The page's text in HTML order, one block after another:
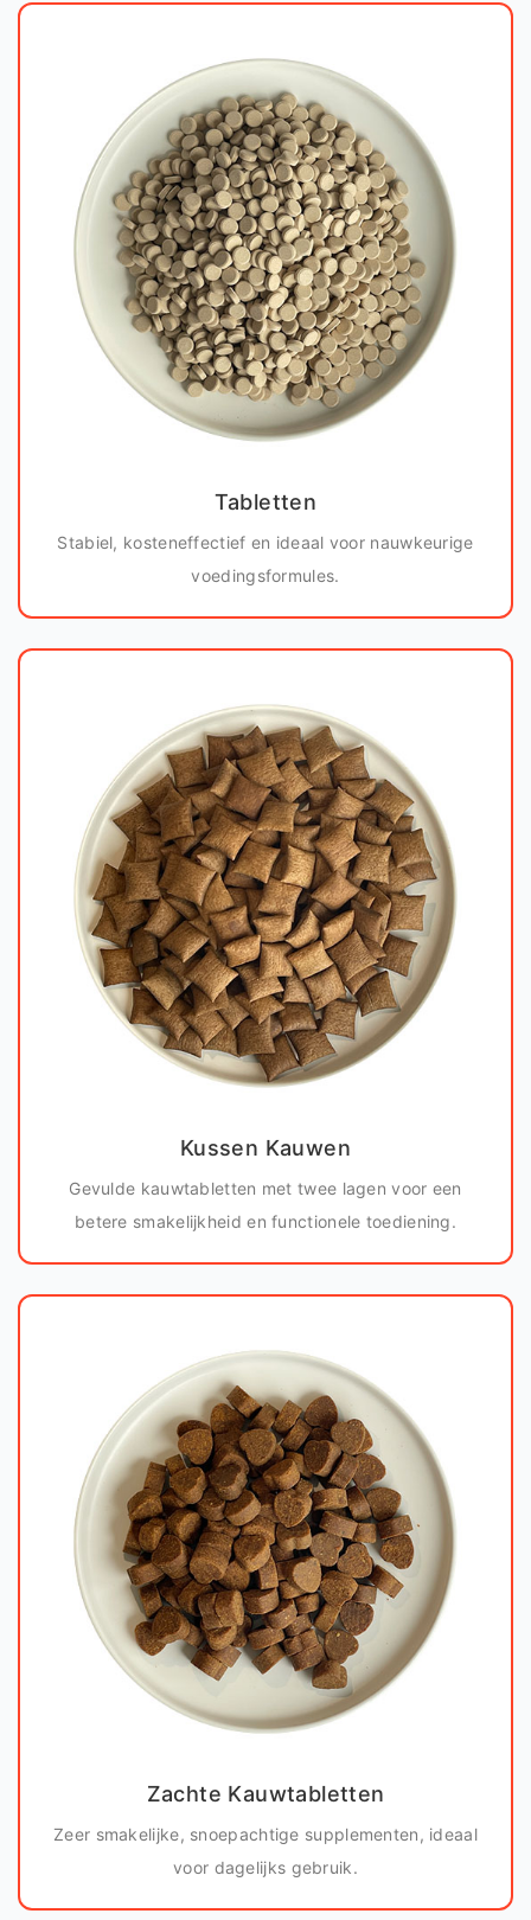
Tabletten
Stabiel, kosteneffectief en ideaal voor nauwkeurige
voedingsformules.
Kussen Kauwen
Gevulde kauwtabletten met twee lagen voor een
betere smakelijkheid en functionele toediening.
Zachte Kauwtabletten
Zeer smakelijke, snoepachtige supplementen, ideaal
voor dagelijks gebruik.